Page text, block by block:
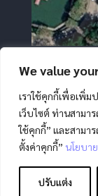
We value
เราใช้คุกกี้เพื่อเพิ่
เว็บไซต์ ท่านสามา
ใช้คุกกี้” และสามา
ตั้งค่าคุกกี้” นโยบา
ปรับแต่ง
ส่วนบุคคล
รักษา